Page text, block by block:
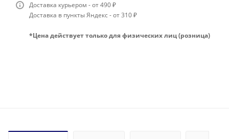
Доставка курьером - от 490 ₽
Доставка в пункты Яндекс - от 310 ₽
*Цена действует только для физических лиц (розница)